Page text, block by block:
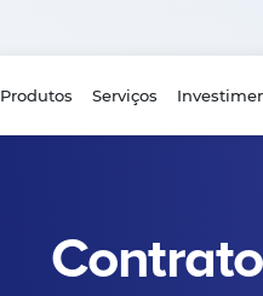
Produtos Serviços